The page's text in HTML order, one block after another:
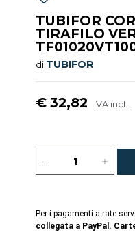
TUBIFOR
TIRAFILO
di TUBIFOR
€ 32,82 IVA incl.
Per i pagamenti a rate
collegata a PayPal.